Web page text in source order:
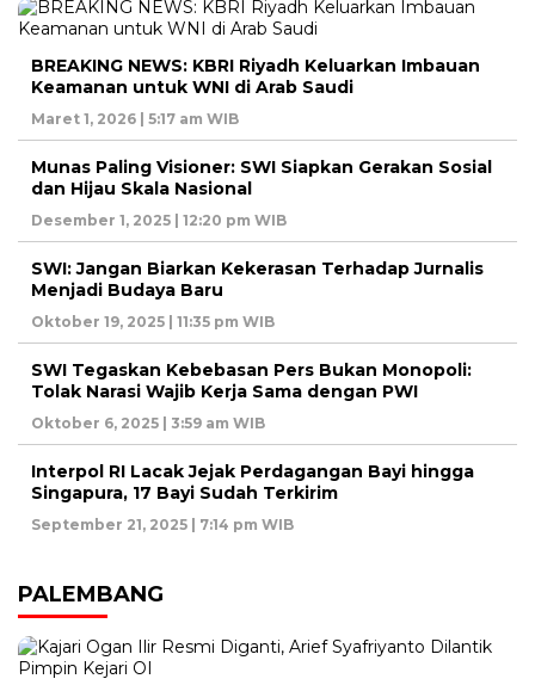
BREAKING NEWS: KBRI Riyadh Keluarkan Imbauan
Keamanan untuk WNI di Arab Saudi
Maret 1, 2026 | 5:17 am WIB
Munas Paling Visioner: SWI Siapkan Gerakan Sosial
dan Hijau Skala Nasional
Desember 1, 2025 | 12:20 pm WIB
SWI: Jangan Biarkan Kekerasan Terhadap Jurnalis
Menjadi Budaya Baru
Oktober 19, 2025 | 11:35 pm WIB
SWI Tegaskan Kebebasan Pers Bukan Monopoli:
Tolak Narasi Wajib Kerja Sama dengan PWI
Oktober 6, 2025 | 3:59 am WIB
Interpol RI Lacak Jejak Perdagangan Bayi hingga
Singapura, 17 Bayi Sudah Terkirim
September 21, 2025 | 7:14 pm WIB
PALEMBANG